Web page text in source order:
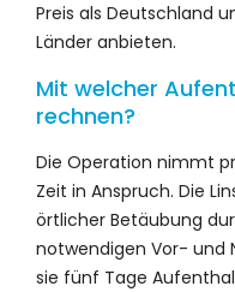
Preis als Deutschland
Länder anbieten.
Mit welcher
rechnen?
Die Operation nimmt
Zeit in Anspruch. Die
örtlicher Betäubung
notwendigen Vor- und
sie fünf Tage